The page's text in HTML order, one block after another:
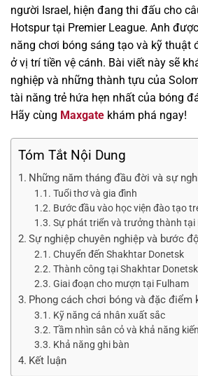
người Israel, hiện đang thi đấu cho
Hotspur tại Premier League. Anh
năng chơi bóng sáng tạo và kỹ thuật
ở vị trí tiền vệ cánh. Bài viết này sẽ
nghiệp và những thành tựu của
tài năng trẻ hứa hẹn nhất của bóng
Hãy cùng Maxgate khám phá ngay!
Tóm Tắt Nội Dung
Những năm tháng đầu đời và sự
Tuổi thơ và gia đình
Bước đầu vào học viện đào tạo
Sự phát triển và trưởng thành tại
Sự nghiệp chuyên nghiệp và bước
Chuyển đến Shakhtar Donetsk
Thành công tại Shakhtar Donetsk
Giai đoạn cho mượn tại Fulham
Phong cách chơi bóng và đặc điểm
Kỹ năng cá nhân xuất sắc
Tầm nhìn sân cỏ và khả năng
Khả năng ghi bàn
Kết luận